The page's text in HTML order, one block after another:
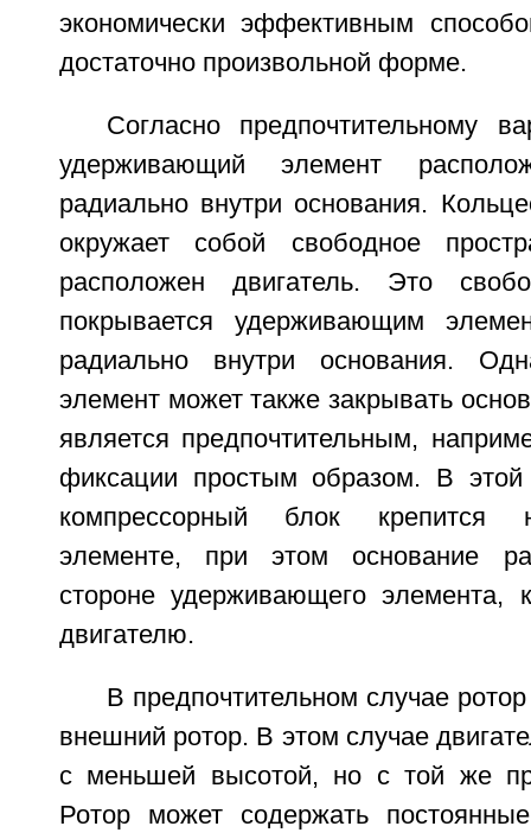
экономически эффективным
достаточно произвольной форме.
Согласно предпочтительному
удерживающий элемент
радиально внутри основания.
окружает собой свободное
расположен двигатель. Это
покрывается удерживающим
радиально внутри основания.
элемент может также закрывать
является предпочтительным,
фиксации простым образом. В этой
компрессорный блок крепится
элементе, при этом основание
стороне удерживающего элемента,
двигателю.
В предпочтительном случае
внешний ротор. В этом случае
с меньшей высотой, но с той же
Ротор может содержать